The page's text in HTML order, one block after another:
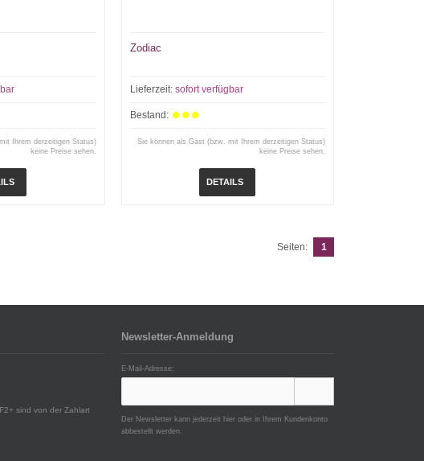
Ihrem derzeitigen Status)
keine Preise sehen.
Zodiac
Lieferzeit: sofort verfügbar
Bestand:
Sie können als Gast (bzw. mit Ihrem derzeitigen Status)
keine Preise sehen.
DETAILS
Seiten: 1
sind von der Zahlart
Newsletter-Anmeldung
E-Mail-Adresse:
Der Newsletter kann jederzeit hier oder in Ihrem Kundenkonto
abbestellt werden.